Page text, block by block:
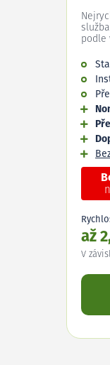
podle
až
V